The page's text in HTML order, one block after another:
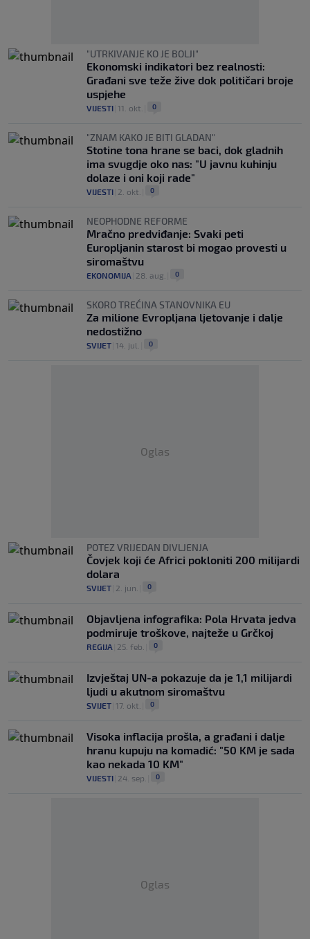
"UTRKIVANJE KO JE BOLJI"
Ekonomski indikatori bez realnosti:
Građani sve teže žive dok političari broje
uspjehe
VIJESTI 11. okt. 0
"ZNAM KAKO JE BITI GLADAN"
Stotine tona hrane se baci, dok gladnih
ima svugdje oko nas: "U javnu kuhinju
dolaze i oni koji rade"
VIJESTI 2. okt. 0
NEOPHODNE REFORME
Mračno predviđanje: Svaki peti
Europljanin starost bi mogao provesti u
siromaštvu
EKONOMIJA 28. aug. 0
SKORO TREĆINA STANOVNIKA EU
Za milione Evropljana ljetovanje i dalje
nedostižno
SVIJET 14. jul. 0
Oglas
POTEZ VRIJEDAN DIVLJENJA
Čovjek koji će Africi pokloniti 200 milijardi
dolara
SVIJET 2. jun. 0
Objavljena infografika: Pola Hrvata jedva
podmiruje troškove, najteže u Grčkoj
REGIJA 25. feb. 0
Izvještaj UN-a pokazuje da je 1,1 milijardi
ljudi u akutnom siromaštvu
SVIJET 17. okt. 0
Visoka inflacija prošla, a građani i dalje
hranu kupuju na komadić: "50 KM je sada
kao nekada 10 KM"
VIJESTI 24. sep. 0
Oglas